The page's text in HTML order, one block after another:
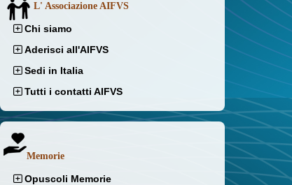
L' Associazione AIFVS
Chi siamo
Aderisci all'AIFVS
Sedi in Italia
Tutti i contatti AIFVS
Memorie
Opuscoli Memorie